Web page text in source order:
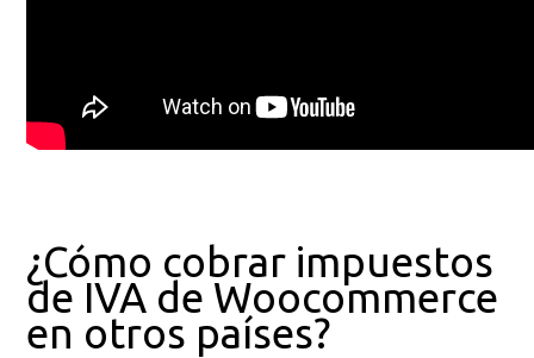
¿Cómo cobrar impuestos
de IVA de Woocommerce
en otros países?